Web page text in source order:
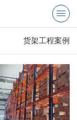
货架工程案例